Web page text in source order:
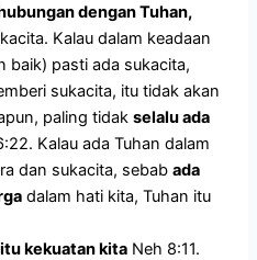
dengan Tuhan,
Kalau dalam keadaan
baik) pasti ada sukacita,
sukacita, itu tidak akan
paling tidakselalu ada
Kalau ada Tuhan dalam
dan sukacita, sebabada
dalam hati kita, Tuhan itu
kekuatan kita Neh 8:11.